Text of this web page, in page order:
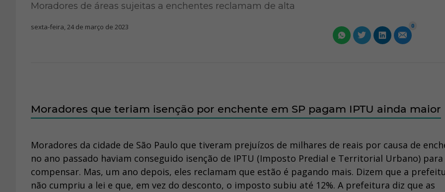
Moradores de áreas sujeitas a enchentes reclamam de alta
sexta-feira, 24 de março de 2023 0
Moradores que teriam isenção por enchente em SP pagam IPTU ainda maior
Moradores da cidade de São Paulo que tiveram prejuízos de milhares de reais por causa de
no ano passado haviam conseguido isenção de IPTU (Imposto Predial e Territorial Urbano) para
compensar. Mas, um ano depois, eles reclamam que estão é pagando mais. Dizem que a
não cumpriu a lei e que, em vez do desconto, o imposto subiu até 12%. A prefeitura diz que as